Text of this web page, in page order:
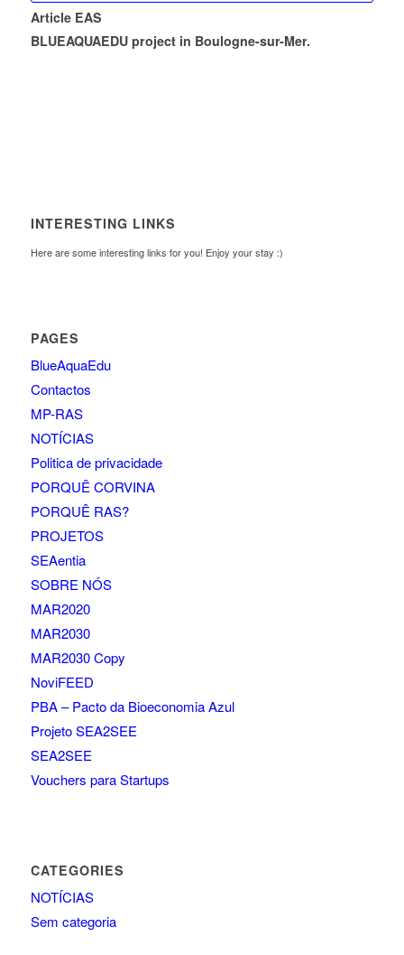
Article EAS
BLUEAQUAEDU project in Boulogne-sur-Mer.
INTERESTING LINKS
Here are some interesting links for you! Enjoy your stay :)
PAGES
BlueAquaEdu
Contactos
MP-RAS
NOTÍCIAS
Politica de privacidade
PORQUÊ CORVINA
PORQUÊ RAS?
PROJETOS
SEAentia
SOBRE NÓS
MAR2020
MAR2030
MAR2030 Copy
NoviFEED
PBA – Pacto da Bioeconomia Azul
Projeto SEA2SEE
SEA2SEE
Vouchers para Startups
CATEGORIES
NOTÍCIAS
Sem categoria